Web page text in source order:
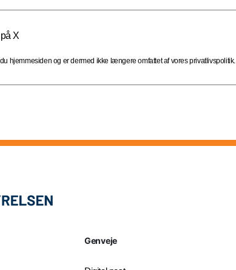
X
hjemmesiden og er dermed ikke længere omfattet af vores privatlivspolitik.
Genveje